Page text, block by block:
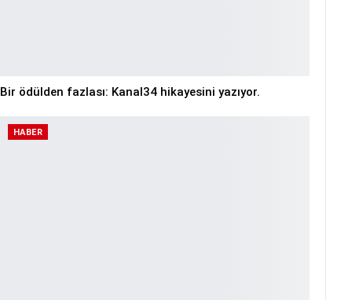
Bir ödülden fazlası: Kanal34 hikayesini yazıyor.
HABER